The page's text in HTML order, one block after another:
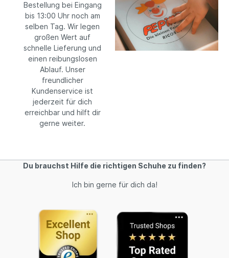
Bestellung bei Eingang
bis 13:00 Uhr noch am
selben Tag. Wir legen
großen Wert auf
schnelle Lieferung und
einen reibungslosen
Ablauf. Unser
freundlicher
Kundenservice ist
jederzeit für dich
erreichbar und hilft dir
gerne weiter.
Du brauchst Hilfe die richtigen Schuhe zu finden?
Ich bin gerne für dich da!